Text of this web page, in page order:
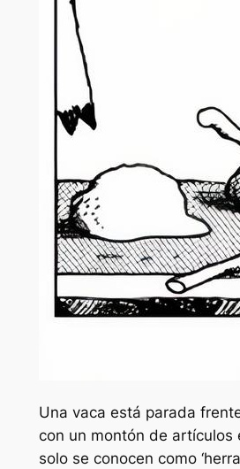
Una vaca está parada
con un montón de artículos
solo se conocen como